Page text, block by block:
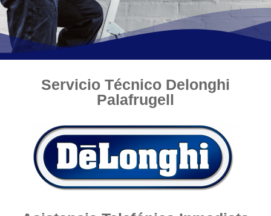
Servicio Técnico Delonghi
Palafrugell